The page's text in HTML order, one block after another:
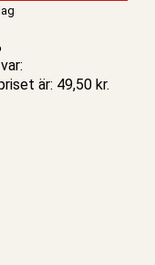
är: 49,50 kr.